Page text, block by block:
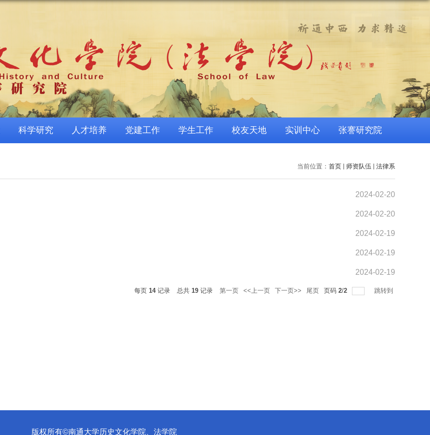
科学研究 人才培养 党建工作 学生工作 校友天地 实训中心 张謇研究院
当前位置： 首页 师资队伍 法律系
2024-02-20
2024-02-20
2024-02-19
2024-02-19
2024-02-19
每页 14记录 总共 19 记录 第一页 <<上一页 下一页>> 尾页 页码 2/2 跳转到
版权所有©南通大学历史文化学院、法学院